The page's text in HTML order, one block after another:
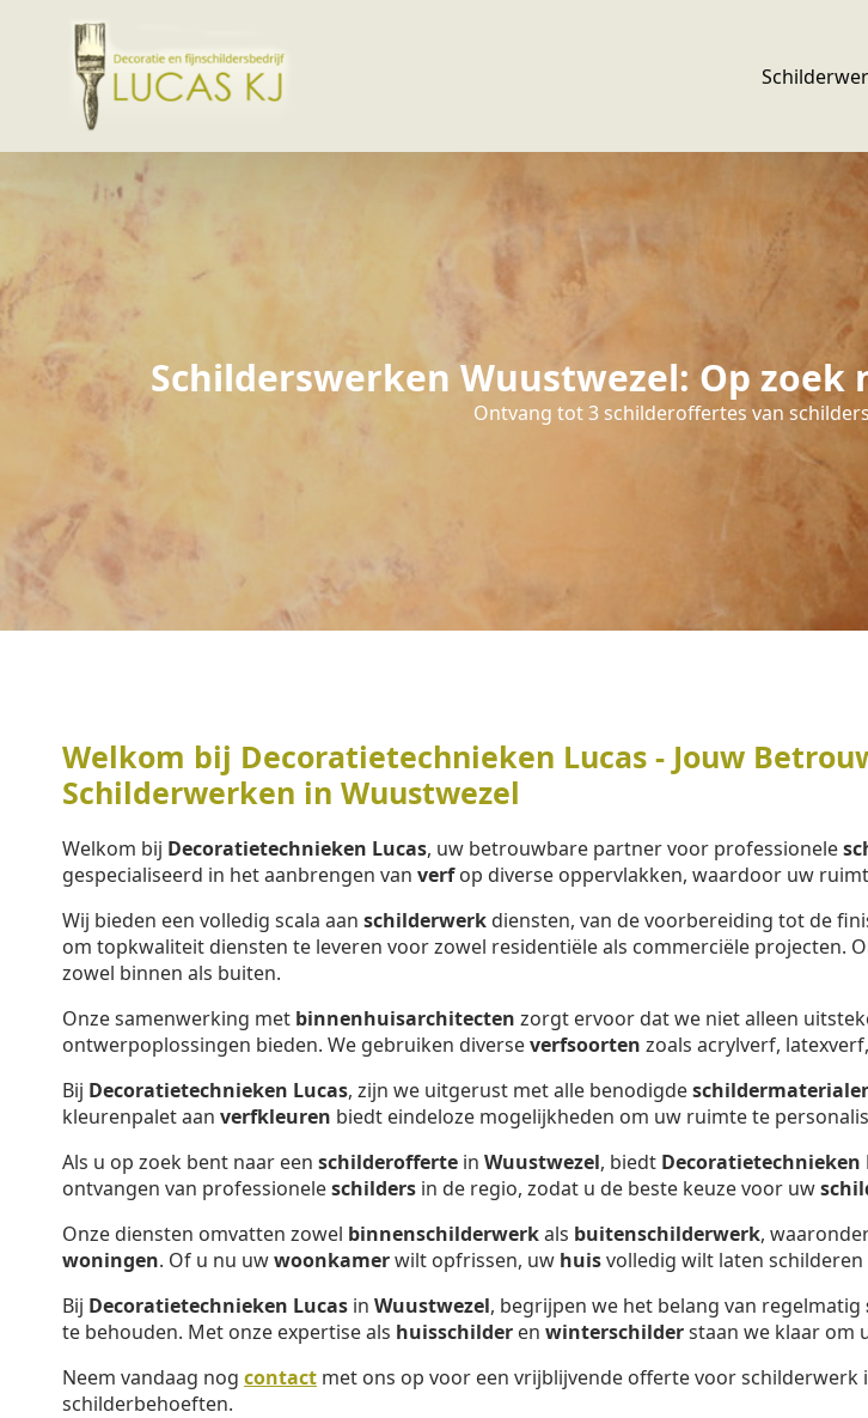
Schilderswerken Wuustwezel: Op
Ontvang tot 3 schilderoffertes van
Welkom bij Decoratietechnieken Lucas - Jouw
Schilderwerken in Wuustwezel
Welkom bij Decoratietechnieken Lucas, uw betrouwbare partner voor professionele
gespecialiseerd in het aanbrengen van verfop diverse oppervlakken, waardoor uw
Wij bieden een volledig scala aan schilderwerk diensten, van de voorbereiding tot de
om topkwaliteit diensten te leveren voor zowel residentiële als commerciële projecten.
zowel binnen als buiten.
Onze samenwerking met binnenhuisarchitecten zorgt ervoor dat we niet alleen
ontwerpoplossingen bieden. We gebruiken diverseverfsoorten zoals acrylverf,
Bij Decoratietechnieken Lucas, zijn we uitgerust met alle benodigde
kleurenpalet aan verfkleuren biedt eindeloze mogelijkheden om uw ruimte te
Als u op zoek bent naar een schilderofferte in Wuustwezel, biedt Decoratietechnieken
ontvangen van professioneleschilders in de regio, zodat u de beste keuze voor uw
Onze diensten omvatten zowel binnenschilderwerkals buitenschilderwerk,
woningen. Of u nu uwwoonkamerwilt opfrissen, uw huisvolledig wilt laten
Bij Decoratietechnieken Lucas in Wuustwezel, begrijpen we het belang van regelmatig
te behouden. Met onze expertise als huisschilder en winterschilderstaan we klaar om
Neem vandaag nog contact met ons op voor een vrijblijvende offerte voor schilderwerk
schilderbehoeften.